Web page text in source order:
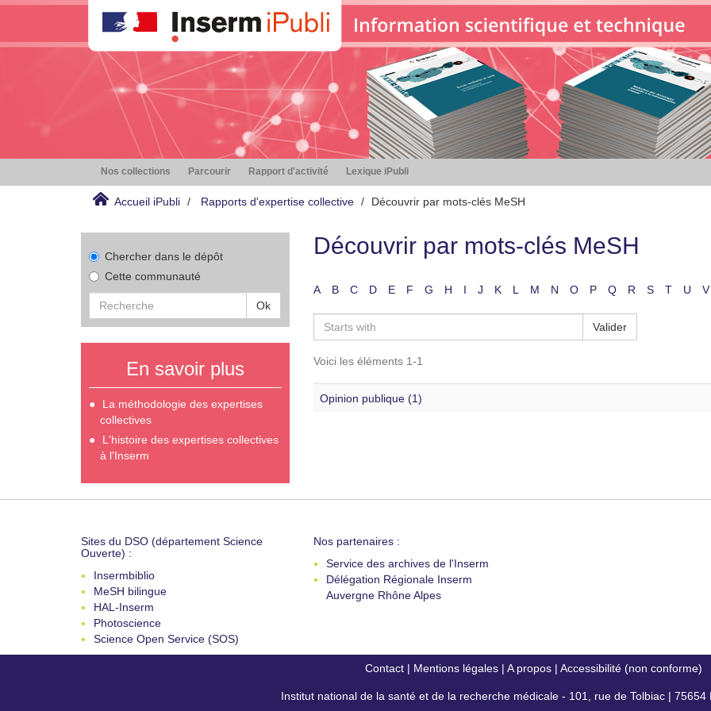
Nos collections Parcourir Rapport d'activité Lexique iPubli
Accueil iPubli Rapports d'expertise collective Découvrir par mots-clés MeSH
Chercher dans le dépôt
Cette communauté
Ok
En savoir plus
La méthodologie des expertises
collectives
L'histoire des expertises collectives
à l'Inserm
Découvrir par mots-clés MeSH
A B C D E F G H I J K L M N O P Q R S T U V
Valider
Voici les éléments 1-1
Opinion publique (1)
Sites du DSO (département Science
Ouverte) :
Insermbiblio
MeSH bilingue
HAL-Inserm
Photoscience
Science Open Service (SOS)
Nos partenaires :
Service des archives de l'Inserm
Délégation Régionale Inserm
Auvergne Rhône Alpes
Contact| Mentions légales| A propos| Accessibilité (non conforme)
Institut national de la santé et de la recherche médicale - 101, rue de Tolbiac | 75654